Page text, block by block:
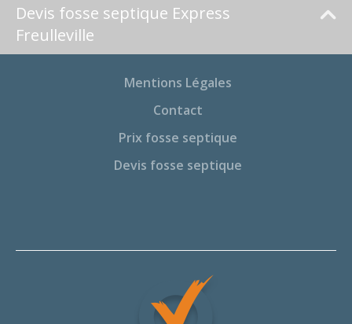
Devis fosse septique Express
Freulleville
Mentions Légales
Contact
Prix fosse septique
Devis fosse septique